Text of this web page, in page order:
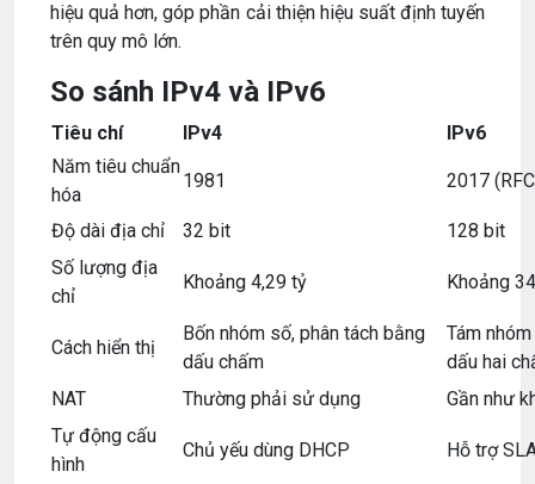
hiệu quả hơn, góp phần cải thiện hiệu suất định tuyến
trên quy mô lớn.
So sánh IPv4 và IPv6
Tiêu chí IPv4
IPv6
Năm tiêu chuẩn
hóa
1981 2017
Độ dài địa chỉ 32 bit
128 bit
Số lượng địa
chỉ
Khoảng 4,29 tỷ Khoảng
Cách hiển thị
Bốn nhóm số, phân tách bằng
dấu chấm
Tám
dấu hai
NAT
Thường phải sử dụng
Gần như
Tự động cấu
hình
Chủ yếu dùng DHCP Hỗ trợ